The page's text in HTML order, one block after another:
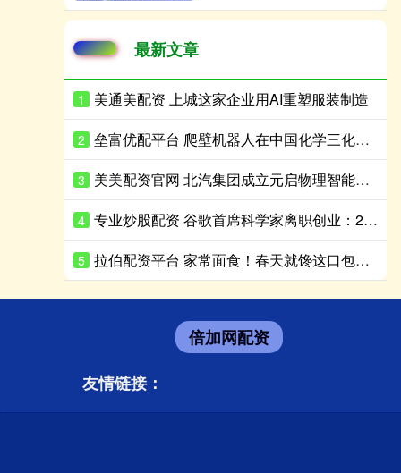
最新文章
1 美通美配资 上城这家企业用AI重塑服装制造
2 垒富优配平台 爬壁机器人在中国化学三化建安哥拉炼油项目完成实战演练
3 美美配资官网 北汽集团成立元启物理智能科技公司 注册资本8亿
4 专业炒股配资 谷歌首席科学家离职创业：27年老将出走，带走一支顶级AI团队
5 拉伯配资平台 家常面食！春天就馋这口包子，鲜过韭菜，清爽鲜香，鲜到停不了嘴
倍加网配资
友情链接：